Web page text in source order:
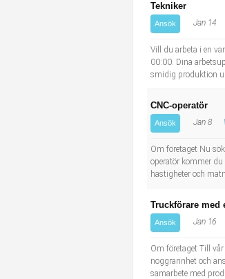
Tekniker
Ansök Jan 14
Vill du arbeta i en
00:00. Dina
smidig produktion
CNC-operatör
Ansök Jan 8
Om företaget Nu
operatör kommer
hastigheter och
Truckförare med
Ansök Jan 16
Om företaget Till
noggrannhet och
samarbete med